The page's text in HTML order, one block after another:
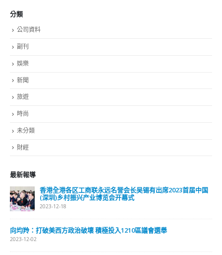
分類
公司資料
副刊
娛樂
新聞
旅遊
時尚
未分類
財經
最新報導
香港全港各区工商联永远名誉会长吴锡有出席2023首届中国
(深圳)乡村振兴产业博览会开幕式
2023-12-18
向均羚：打破美西方政治破壞 積極投入1210區議會選舉
2023-12-02